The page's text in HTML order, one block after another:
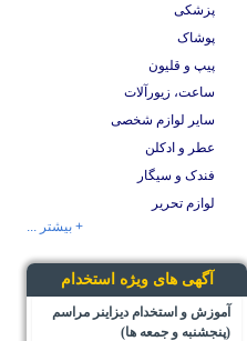
پزشکی
پوشاک
پیپ و قلیون
ساعت، زیورآلات
سایر لوازم شخصی
عطر و ادکلن
فندک و سیگار
لوازم تحریر
+ بیشتر ...
آگهی های ویژه استخدام
آموزش و استخدام دیزاینر مراسم
(پنجشنبه و جمعه ها)